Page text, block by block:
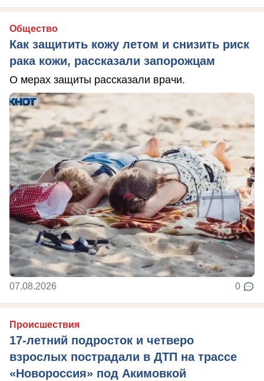
Общество
Как защитить кожу летом и снизить риск
рака кожи, рассказали запорожцам
О мерах защиты рассказали врачи.
07.08.2026 0
Происшествия
17-летний подросток и четверо
взрослых пострадали в ДТП на трассе
«Новороссия» под Акимовкой